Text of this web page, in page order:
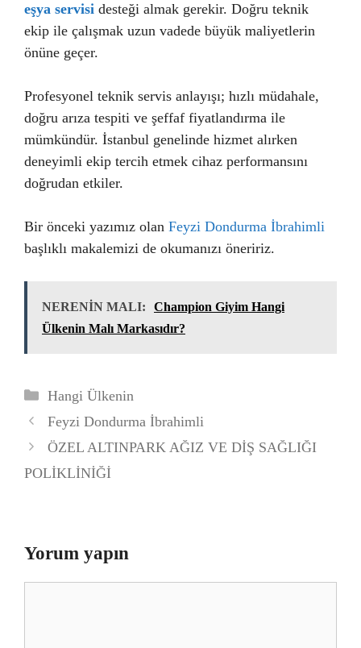
eşya servisi desteği almak gerekir. Doğru teknik
ekip ile çalışmak uzun vadede büyük maliyetlerin
önüne geçer.
Profesyonel teknik servis anlayışı; hızlı müdahale,
doğru arıza tespiti ve şeffaf fiyatlandırma ile
mümkündür. İstanbul genelinde hizmet alırken
deneyimli ekip tercih etmek cihaz performansını
doğrudan etkiler.
Bir önceki yazımız olan Feyzi Dondurma İbrahimli
başlıklı makalemizi de okumanızı öneririz.
NERENİN MALI:
Champion Giyim Hangi
Ülkenin Malı Markasıdır?
Kategoriler
Hangi Ülkenin
Feyzi Dondurma İbrahimli
ÖZEL ALTINPARK AĞIZ VE DİŞ SAĞLIĞI
POLİKLİNİĞİ
Yorum yapın